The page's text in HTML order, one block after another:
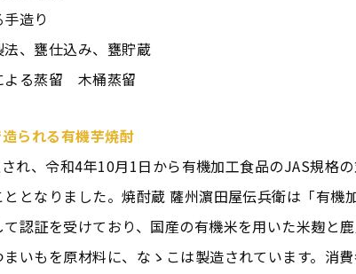
造り
、甕仕込み、甕貯蔵
る蒸留 木桶蒸留
られる有機芋焼酎
れ、令和4年10月1日から有機加工食品のJAS規格
となりました。焼酎蔵 薩州濵田屋伝兵衛は「有機
認証を受けており、国産の有機米を用いた米麹と
いもを原材料に、なゝこは製造されています。消